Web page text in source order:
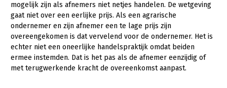
Vleesveehouderij
Mensen
Bestuur en Directie
Medewerkers
Vakgroepbestuurders
Jaarverslag 2023
Vacatures
mogelijk zijn als afnemers niet netjes handelen. De wetgeving
gaat niet over een eerlijke prijs. Als een agrarische
ondernemer en zijn afnemer een te lage prijs zijn
overeengekomen is dat vervelend voor de ondernemer. Het is
echter niet een oneerlijke handelspraktijk omdat beiden
ermee instemden. Dat is het pas als de afnemer eenzijdig of
met terugwerkende kracht de overeenkomst aanpast.